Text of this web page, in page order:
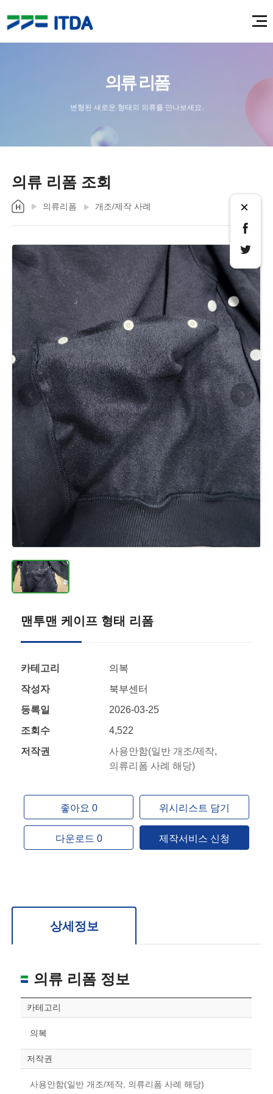
의류 리폼
변형된 새로운 형태의 의류를 만나보세요.
의류 리폼 조회
의류리폼 개조/제작 사례 ×
맨투맨 케이프 형태 리폼
카테고리
의복
작성자
북부센터
등록일
2026-03-25
조회수
4,522
저작권
사용안함(일반 개조/제작,
의류리폼 사례 해당)
좋아요 0 위시리스트 담기
다운로드 0 제작서비스 신청
상세정보
의류 리폼 정보
카테고리
의복
저작권
사용안함(일반 개조/제작, 의류리폼 사례 해당)